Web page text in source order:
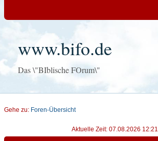
www.bifo.de
Das \"BIblische FOrum\"
Gehe zu: Foren-Übersicht
Aktuelle Zeit: 07.08.2026 12:21